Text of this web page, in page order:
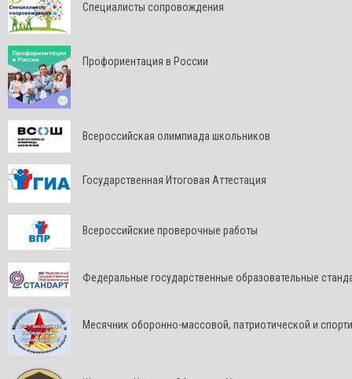
Специалисты сопровождения
Профориентация в России
Всероссийская олимпиада школьников
Государственная Итоговая Аттестация
Всероссийские проверочные работы
Федеральные государственные образовательные
Месячник оборонно-массовой, патриотической и